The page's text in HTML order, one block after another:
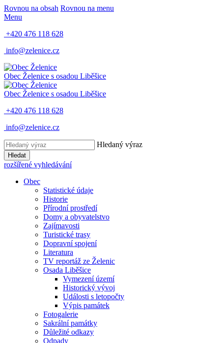
Rovnou na obsah Rovnou na menu
Menu
+420 476 118 628
info@zelenice.cz
Obec Želenice s osadou Liběšice
Obec Želenice s osadou Liběšice
+420 476 118 628
info@zelenice.cz
Hledaný výraz
Hledat
rozšířené vyhledávání
Obec
Statistické údaje
Historie
Přírodní prostředí
Domy a obyvatelstvo
Zajímavosti
Turistické trasy
Dopravní spojení
Literatura
TV reportáž ze Želenic
Osada Liběšice
Vymezení území
Historický vývoj
Události s letopočty
Výpis památek
Fotogalerie
Sakrální památky
Důležité odkazy
Odpady